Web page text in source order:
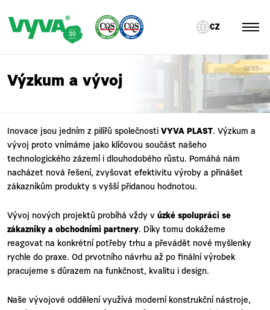
CZ
Výzkum a vývoj
Inovace jsou jedním z pilířů společnosti VYVA PLAST. Výzkum a
vývoj proto vnímáme jako klíčovou součást našeho
technologického zázemí i dlouhodobého růstu. Pomáhá nám
nacházet nová řešení, zvyšovat efektivitu výroby a přinášet
zákazníkům produkty s vyšší přidanou hodnotou.
Vývoj nových projektů probíhá vždy v úzké spolupráci se
zákazníky a obchodními partnery. Díky tomu dokážeme
reagovat na konkrétní potřeby trhu a převádět nové myšlenky
rychle do praxe. Od prvotního návrhu až po finální výrobek
pracujeme s důrazem na funkčnost, kvalitu i design.
Naše vývojové oddělení využívá moderní konstrukční nástroje,